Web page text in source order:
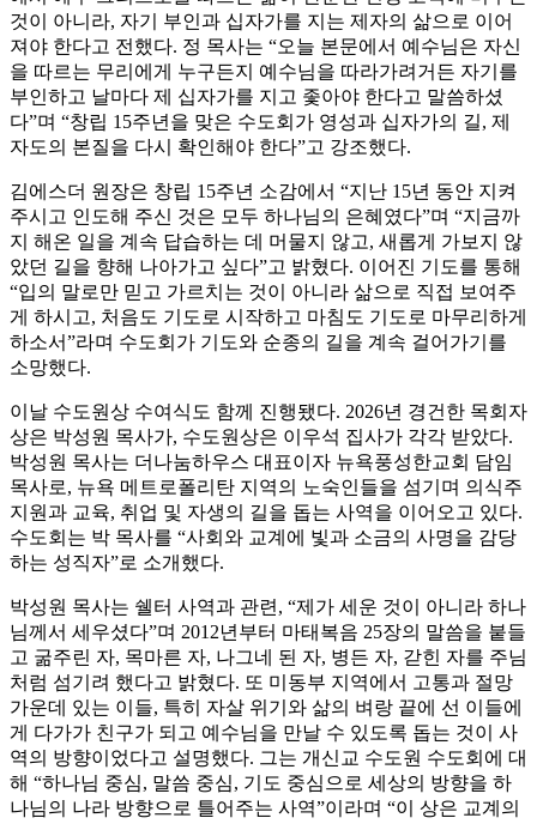
것이 아니라, 자기 부인과 십자가를 지는 제자의 삶으로 이어
져야 한다고 전했다. 정 목사는 “오늘 본문에서 예수님은 자신
을 따르는 무리에게 누구든지 예수님을 따라가려거든 자기를
부인하고 날마다 제 십자가를 지고 좇아야 한다고 말씀하셨
다”며 “창립 15주년을 맞은 수도회가 영성과 십자가의 길, 제
자도의 본질을 다시 확인해야 한다”고 강조했다.
김에스더 원장은 창립 15주년 소감에서 “지난 15년 동안 지켜
주시고 인도해 주신 것은 모두 하나님의 은혜였다”며 “지금까
지 해온 일을 계속 답습하는 데 머물지 않고, 새롭게 가보지 않
았던 길을 향해 나아가고 싶다”고 밝혔다. 이어진 기도를 통해
“입의 말로만 믿고 가르치는 것이 아니라 삶으로 직접 보여주
게 하시고, 처음도 기도로 시작하고 마침도 기도로 마무리하게
하소서”라며 수도회가 기도와 순종의 길을 계속 걸어가기를
소망했다.
이날 수도원상 수여식도 함께 진행됐다. 2026년 경건한 목회자
상은 박성원 목사가, 수도원상은 이우석 집사가 각각 받았다.
박성원 목사는 더나눔하우스 대표이자 뉴욕풍성한교회 담임
목사로, 뉴욕 메트로폴리탄 지역의 노숙인들을 섬기며 의식주
지원과 교육, 취업 및 자생의 길을 돕는 사역을 이어오고 있다.
수도회는 박 목사를 “사회와 교계에 빛과 소금의 사명을 감당
하는 성직자”로 소개했다.
박성원 목사는 쉘터 사역과 관련, “제가 세운 것이 아니라 하나
님께서 세우셨다”며 2012년부터 마태복음 25장의 말씀을 붙들
고 굶주린 자, 목마른 자, 나그네 된 자, 병든 자, 갇힌 자를 주님
처럼 섬기려 했다고 밝혔다. 또 미동부 지역에서 고통과 절망
가운데 있는 이들, 특히 자살 위기와 삶의 벼랑 끝에 선 이들에
게 다가가 친구가 되고 예수님을 만날 수 있도록 돕는 것이 사
역의 방향이었다고 설명했다. 그는 개신교 수도원 수도회에 대
해 “하나님 중심, 말씀 중심, 기도 중심으로 세상의 방향을 하
나님의 나라 방향으로 틀어주는 사역”이라며 “이 상은 교계의